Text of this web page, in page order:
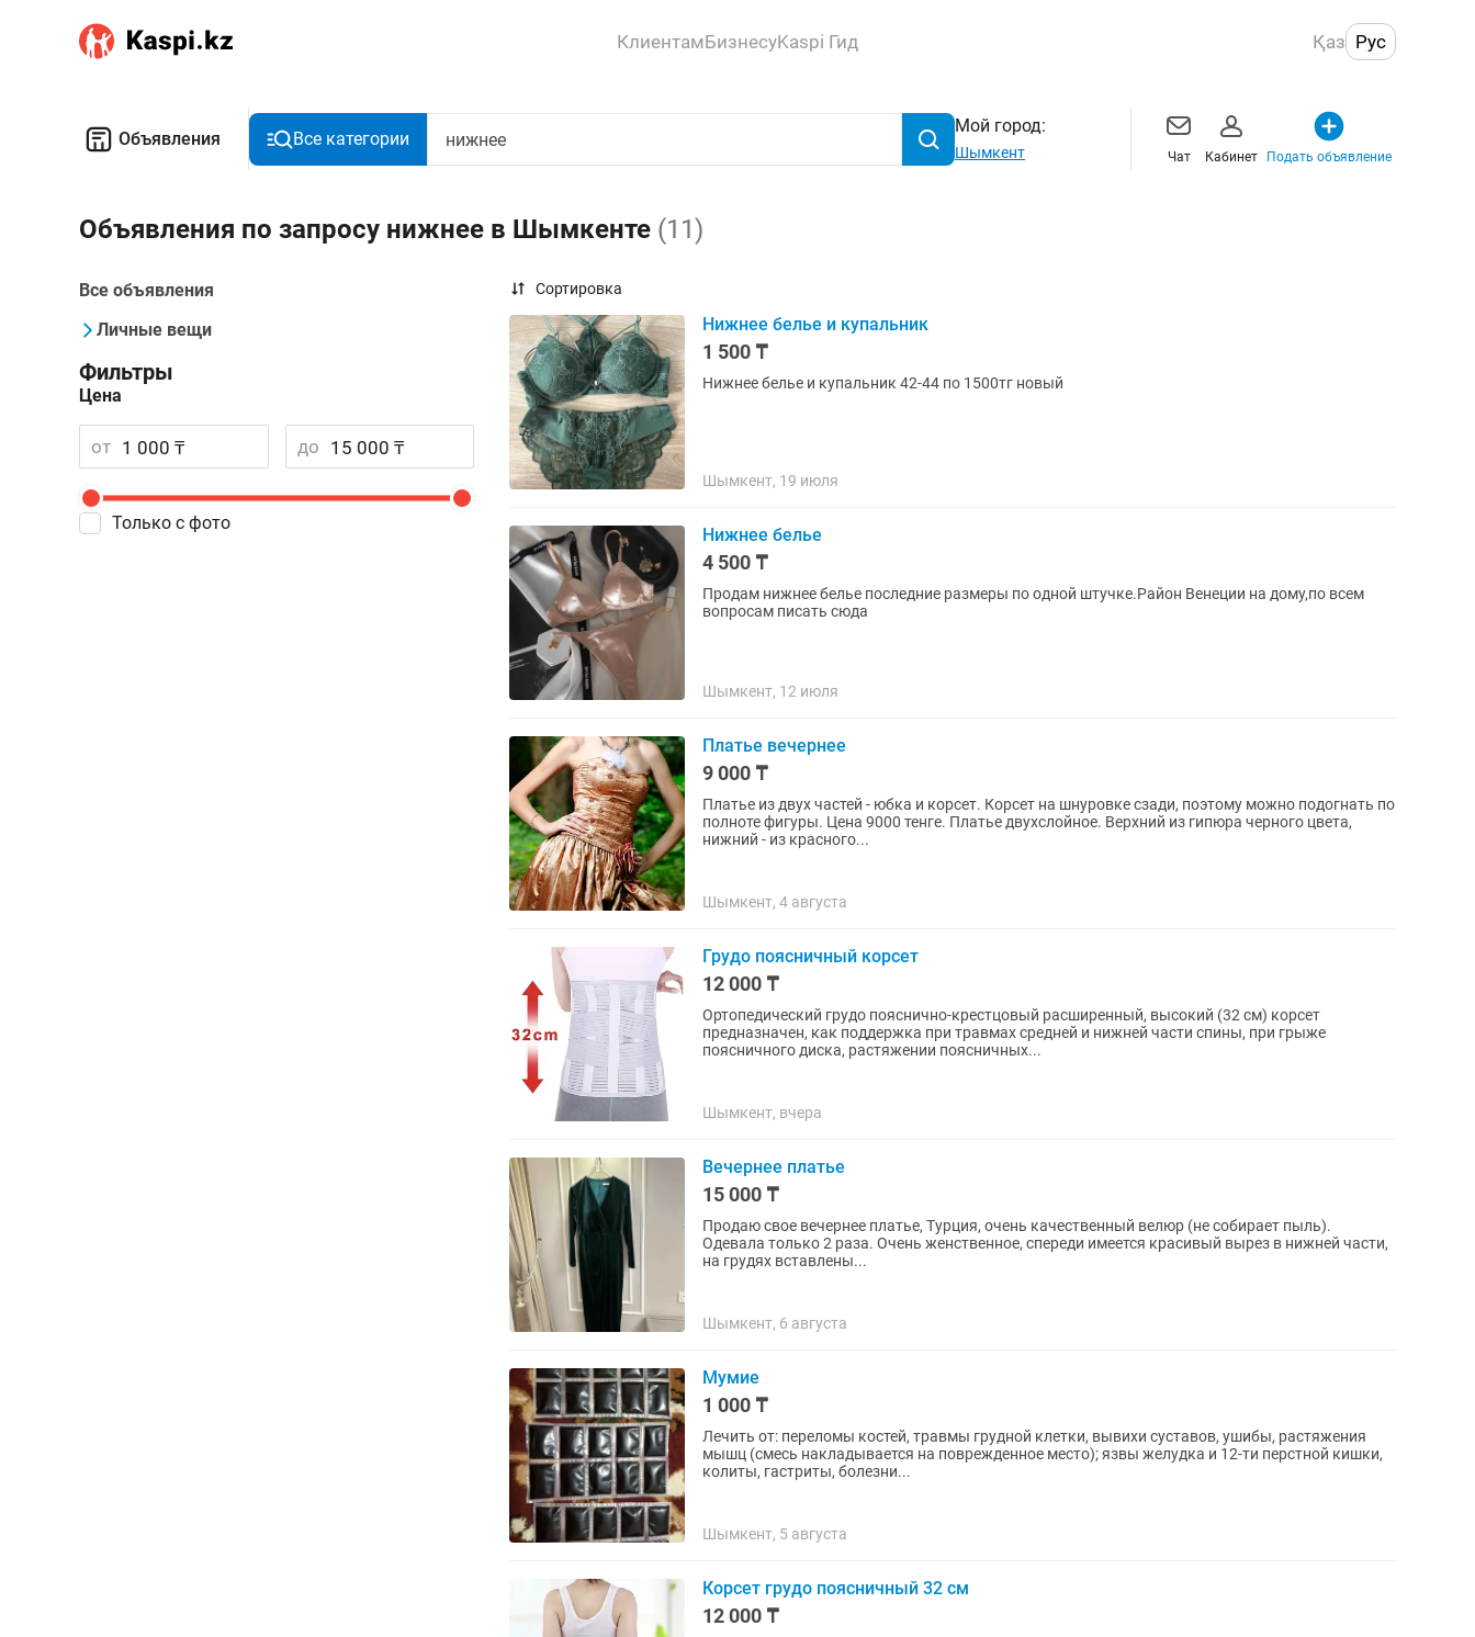
КлиентамБизнесуKaspi Гид Қаз Рус
Объявления Все категории
Мой город:
Шымкент Чат Кабинет Подать объявление
Объявления по запросу нижнее в Шымкенте (11)
Все объявления
Личные вещи
Фильтры
Цена
от до
Только с фото
Сортировка
Нижнее белье и купальник
1 500 ₸
Нижнее белье и купальник 42-44 по 1500тг новый
Шымкент, 19 июля
Нижнее белье
4 500 ₸
Продам нижнее белье последние размеры по одной штучке.Район Венеции на дому,по всем
вопросам писать сюда
Шымкент, 12 июля
Платье вечернее
9 000 ₸
Платье из двух частей - юбка и корсет. Корсет на шнуровке сзади, поэтому можно подогнать по
полноте фигуры. Цена 9000 тенге. Платье двухслойное. Верхний из гипюра черного цвета,
нижний - из красного...
Шымкент, 4 августа
Грудо поясничный корсет
12 000 ₸
Ортопедический грудо пояснично-крестцовый расширенный, высокий (32 см) корсет
предназначен, как поддержка при травмах средней и нижней части спины, при грыже
поясничного диска, растяжении поясничных...
Шымкент, вчера
Вечернее платье
15 000 ₸
Продаю свое вечернее платье, Турция, очень качественный велюр (не собирает пыль).
Одевала только 2 раза. Очень женственное, спереди имеется красивый вырез в нижней части,
на грудях вставлены...
Шымкент, 6 августа
Мумие
1 000 ₸
Лечить от: переломы костей, травмы грудной клетки, вывихи суставов, ушибы, растяжения
мышц (смесь накладывается на поврежденное место); язвы желудка и 12-ти перстной кишки,
колиты, гастриты, болезни...
Шымкент, 5 августа
Корсет грудо поясничный 32 см
12 000 ₸